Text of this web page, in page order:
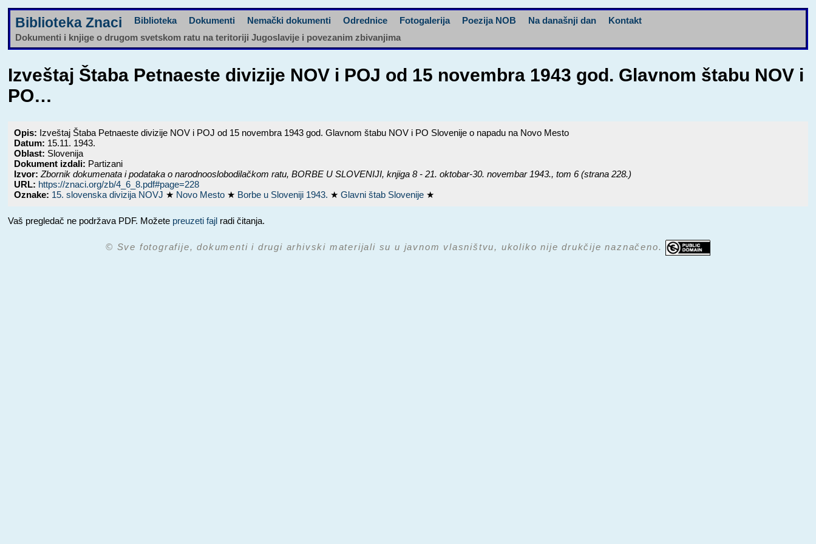
Biblioteka Znaci Biblioteka Dokumenti Nemački dokumenti Odrednice Fotogalerija Poezija NOB Na današnji dan
Kontakt
Dokumenti i knjige o drugom svetskom ratu na teritoriji Jugoslavije i povezanim zbivanjima
Izveštaj Štaba Petnaeste divizije NOV i POJ od 15 novembra 1943 god. Glavnom štabu NOV i
PO…
Opis: Izveštaj Štaba Petnaeste divizije NOV i POJ od 15 novembra 1943 god. Glavnom štabu NOV i PO Slovenije o napadu na Novo Mesto
Datum: 15.11. 1943.
Oblast: Slovenija
Dokument izdali: Partizani
Izvor: Zbornik dokumenata i podataka o narodnooslobodilačkom ratu,BORBE U SLOVENIJI, knjiga 8 - 21. oktobar-30. novembar 1943., tom 6 (strana 228.)
URL: https://znaci.org/zb/4_6_8.pdf#page=228
Oznake: 15. slovenska divizija NOVJ ★ Novo Mesto ★ Borbe u Sloveniji 1943. ★Glavni štab Slovenije ★
Vaš pregledač ne podržava PDF. Možete preuzeti fajl radi čitanja.
© Sve fotografije, dokumenti i drugi arhivski materijali su u javnom vlasništvu, ukoliko nije drukčije naznačeno.